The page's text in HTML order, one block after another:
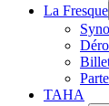
La Fresque
TAHA